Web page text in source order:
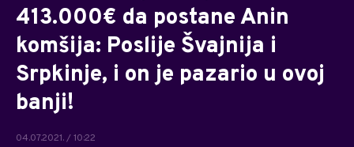
413.000€ da postane Anin
komšija: Poslije Švajnija i
Srpkinje, i on je pazario u ovoj
banji!
04.07.2021. / 10:22